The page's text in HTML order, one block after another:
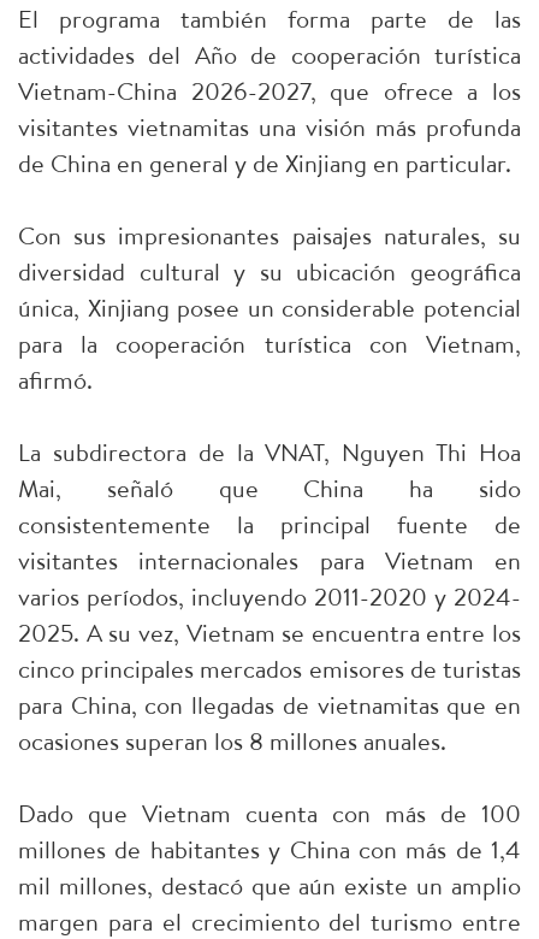
El programa también forma parte de las
actividades del Año de cooperación turística
Vietnam-China 2026-2027, que ofrece a los
visitantes vietnamitas una visión más profunda
de China en general y de Xinjiang en particular.
Con sus impresionantes paisajes naturales, su
diversidad cultural y su ubicación geográfica
única, Xinjiang posee un considerable potencial
para la cooperación turística con Vietnam,
afirmó.
La subdirectora de la VNAT, Nguyen Thi Hoa
Mai, señaló que China ha sido
consistentemente la principal fuente de
visitantes internacionales para Vietnam en
varios períodos, incluyendo 2011-2020 y 2024-
2025. A su vez, Vietnam se encuentra entre los
cinco principales mercados emisores de turistas
para China, con llegadas de vietnamitas que en
ocasiones superan los 8 millones anuales.
Dado que Vietnam cuenta con más de 100
millones de habitantes y China con más de 1,4
mil millones, destacó que aún existe un amplio
margen para el crecimiento del turismo entre